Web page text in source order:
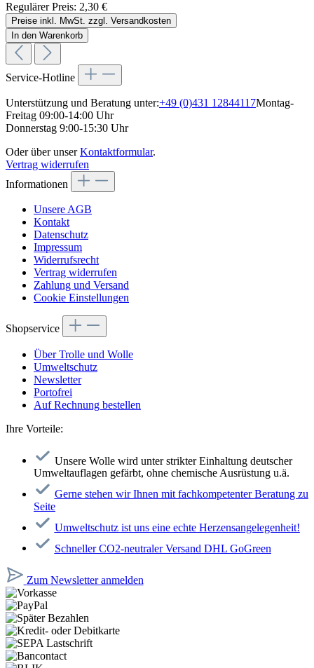
Regulärer Preis: 2,30 €
Preise inkl. MwSt. zzgl. Versandkosten
In den Warenkorb
Service-Hotline
Unterstützung und Beratung unter:+49 (0)431 12844117Montag-
Freitag 09:00-14:00 Uhr
Donnerstag 9:00-15:30 Uhr
Oder über unserKontaktformular.
Vertrag widerrufen
Informationen
Unsere AGB
Kontakt
Datenschutz
Impressum
Widerrufsrecht
Vertrag widerrufen
Zahlung und Versand
Cookie Einstellungen
Shopservice
Über Trolle und Wolle
Umweltschutz
Newsletter
Portofrei
Auf Rechnung bestellen
Ihre Vorteile:
Unsere Wolle wird unter strikter Einhaltung deutscher
Umweltauflagen gefärbt, ohne chemische Ausrüstung u.ä.
Gerne stehen wir Ihnen mit fachkompetenter Beratung zu
Seite
Umweltschutz ist uns eine echte Herzensangelegenheit!
Schneller CO2-neutraler Versand DHL GoGreen
Zum Newsletter anmelden